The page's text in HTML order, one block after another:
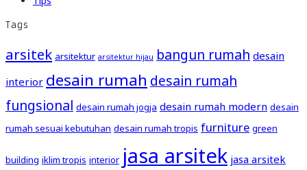
Tags
arsitek arsitektur arsitektur hijau bangun rumah desain
interior desain rumah desain rumah
fungsional desain rumah jogja desain rumah modern desain
rumah sesuai kebutuhan desain rumah tropis furniture green
building iklim tropis interior jasa arsitek jasa arsitek